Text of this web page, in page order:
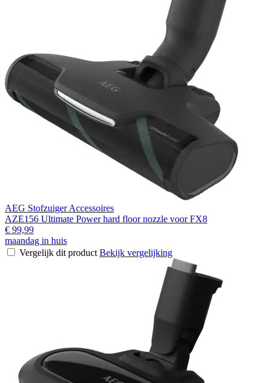
AEG Stofzuiger Accessoires
AZE156 Ultimate Power hard floor nozzle voor FX8
€ 99,99
maandag in huis
Vergelijk dit product Bekijk vergelijking